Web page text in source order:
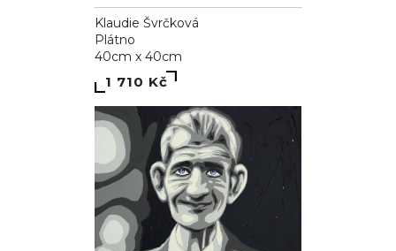
Klaudie Švrčková
Plátno
40cm x 40cm
1 710 Kč